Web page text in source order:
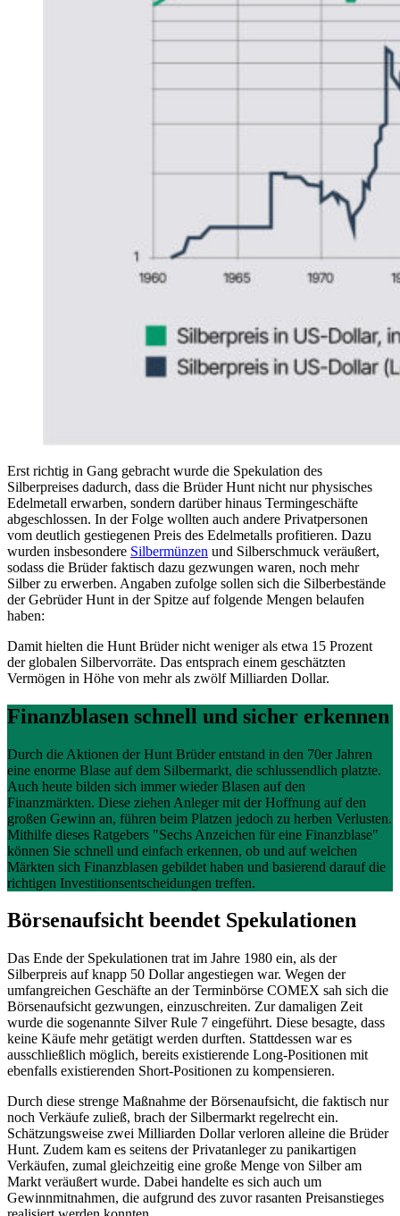
Erst richtig in Gang gebracht wurde die Spekulation des
Silberpreises dadurch, dass die Brüder Hunt nicht nur physisches
Edelmetall erwarben, sondern darüber hinaus Termingeschäfte
abgeschlossen. In der Folge wollten auch andere Privatpersonen
vom deutlich gestiegenen Preis des Edelmetalls profitieren. Dazu
wurden insbesondere Silbermünzen und Silberschmuck veräußert,
sodass die Brüder faktisch dazu gezwungen waren, noch mehr
Silber zu erwerben. Angaben zufolge sollen sich die Silberbestände
der Gebrüder Hunt in der Spitze auf folgende Mengen belaufen
haben:
Damit hielten die Hunt Brüder nicht weniger als etwa 15 Prozent
der globalen Silbervorräte. Das entsprach einem geschätzten
Vermögen in Höhe von mehr als zwölf Milliarden Dollar.
Finanzblasen schnell und sicher erkennen
Durch die Aktionen der Hunt Brüder entstand in den 70er Jahren
eine enorme Blase auf dem Silbermarkt, die schlussendlich platzte.
Auch heute bilden sich immer wieder Blasen auf den
Finanzmärkten. Diese ziehen Anleger mit der Hoffnung auf den
großen Gewinn an, führen beim Platzen jedoch zu herben Verlusten.
Mithilfe dieses Ratgebers "Sechs Anzeichen für eine Finanzblase"
können Sie schnell und einfach erkennen, ob und auf welchen
Märkten sich Finanzblasen gebildet haben und basierend darauf die
richtigen Investitionsentscheidungen treffen.
Börsenaufsicht beendet Spekulationen
Das Ende der Spekulationen trat im Jahre 1980 ein, als der
Silberpreis auf knapp 50 Dollar angestiegen war. Wegen der
umfangreichen Geschäfte an der Terminbörse COMEX sah sich die
Börsenaufsicht gezwungen, einzuschreiten. Zur damaligen Zeit
wurde die sogenannte Silver Rule 7 eingeführt. Diese besagte, dass
keine Käufe mehr getätigt werden durften. Stattdessen war es
ausschließlich möglich, bereits existierende Long-Positionen mit
ebenfalls existierenden Short-Positionen zu kompensieren.
Durch diese strenge Maßnahme der Börsenaufsicht, die faktisch nur
noch Verkäufe zuließ, brach der Silbermarkt regelrecht ein.
Schätzungsweise zwei Milliarden Dollar verloren alleine die Brüder
Hunt. Zudem kam es seitens der Privatanleger zu panikartigen
Verkäufen, zumal gleichzeitig eine große Menge von Silber am
Markt veräußert wurde. Dabei handelte es sich auch um
Gewinnmitnahmen, die aufgrund des zuvor rasanten Preisanstieges